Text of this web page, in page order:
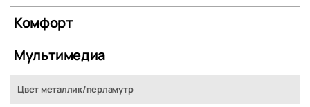
Комфорт
Мультимедиа
Цвет металлик/перламутр